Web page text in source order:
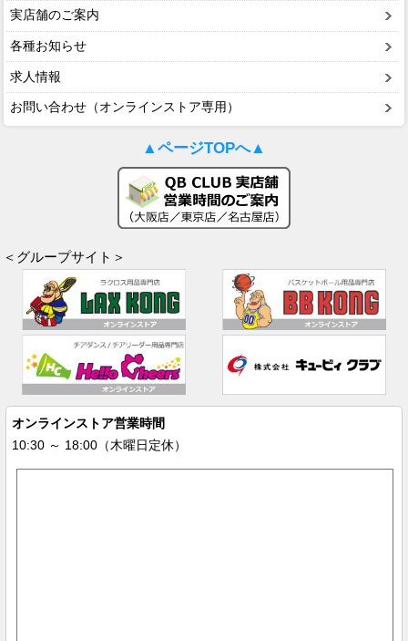
実店舗のご案内
各種お知らせ
求人情報
お問い合わせ（オンラインストア専用）
▲ページTOPへ▲
＜グループサイト＞
オンラインストア営業時間
10:30 ～ 18:00（木曜日定休）